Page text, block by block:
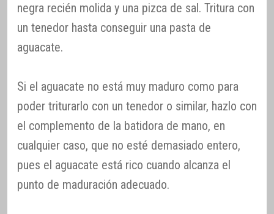
negra recién molida y una pizca de sal. Tritura con
un tenedor hasta conseguir una pasta de
aguacate.
Si el aguacate no está muy maduro como para
poder triturarlo con un tenedor o similar, hazlo con
el complemento de la batidora de mano, en
cualquier caso, que no esté demasiado entero,
pues el aguacate está rico cuando alcanza el
punto de maduración adecuado.